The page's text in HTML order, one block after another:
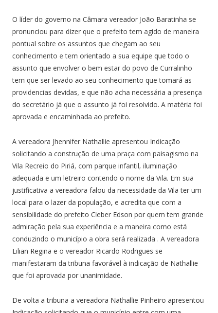
O líder do governo na Câmara vereador João Baratinha se
pronunciou para dizer que o prefeito tem agido de maneira
pontual sobre os assuntos que chegam ao seu
conhecimento e tem orientado a sua equipe que todo o
assunto que envolver o bem estar do povo de Curralinho
tem que ser levado ao seu conhecimento que tomará as
providencias devidas, e que não acha necessária a presença
do secretário já que o assunto já foi resolvido. A matéria foi
aprovada e encaminhada ao prefeito.
A vereadora Jhennifer Nathallie apresentou Indicação
solicitando a construção de uma praça com paisagismo na
Vila Recreio do Piriá, com parque infantil, iluminação
adequada e um letreiro contendo o nome da Vila. Em sua
justificativa a vereadora falou da necessidade da Vila ter um
local para o lazer da população, e acredita que com a
sensibilidade do prefeito Cleber Edson por quem tem grande
admiração pela sua experiência e a maneira como está
conduzindo o município a obra será realizada . A vereadora
Lilian Regina e o vereador Ricardo Rodrigues se
manifestaram da tribuna favorável à indicação de Nathallie
que foi aprovada por unanimidade.
De volta a tribuna a vereadora Nathallie Pinheiro apresentou